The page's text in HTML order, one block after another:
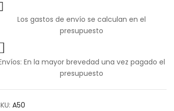
Los gastos de envío se calculan en el
presupuesto
En la mayor brevedad una vez pagado el
presupuesto
A50